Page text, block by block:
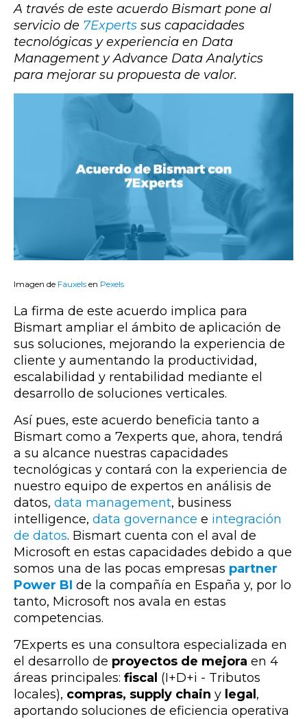
A través de este acuerdo Bismart pone al
servicio de 7Experts sus capacidades
tecnológicas y experiencia en Data
Management y Advance Data Analytics
para mejorar su propuesta de valor.
Imagen de Fauxels en Pexels
La firma de este acuerdo implica para
Bismart ampliar el ámbito de aplicación de
sus soluciones, mejorando la experiencia de
cliente y aumentando la productividad,
escalabilidad y rentabilidad mediante el
desarrollo de soluciones verticales.
Así pues, este acuerdo beneficia tanto a
Bismart como a 7experts que, ahora, tendrá
a su alcance nuestras capacidades
tecnológicas y contará con la experiencia de
nuestro equipo de expertos en análisis de
datos, data management, business
intelligence, data governance e integración
de datos. Bismart cuenta con el aval de
Microsoft en estas capacidades debido a que
somos una de las pocas empresas partner
Power BI de la compañía en España y, por lo
tanto, Microsoft nos avala en estas
competencias.
7Experts es una consultora especializada en
el desarrollo de proyectos de mejora en 4
áreas principales: fiscal (I+D+i - Tributos
locales), compras, supply chain y legal ,
aportando soluciones de eficiencia operativa